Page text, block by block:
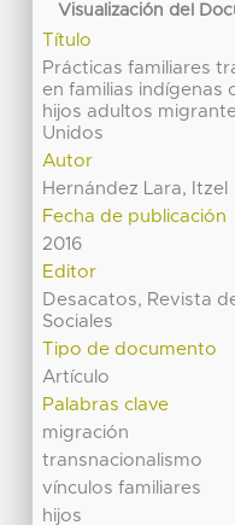
Visualización del
Título
Prácticas familiares
en familias indígenas
hijos adultos
Unidos
Autor
Hernández Lara, Itzel
Fecha de publicación
2016
Editor
Desacatos, Revista
Sociales
Tipo de documento
Artículo
Palabras clave
migración
transnacionalismo
vínculos familiares
hijos